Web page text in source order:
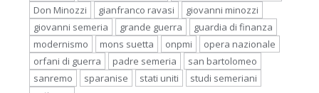
Don Minozzi
gianfranco ravasi
giovanni minozzi
giovanni semeria
grande guerra
guardia di finanza
modernismo
mons suetta onpmi
opera nazionale
orfani di guerra
padre semeria
san bartolomeo
sanremo
sparanise stati uniti
studi semeriani